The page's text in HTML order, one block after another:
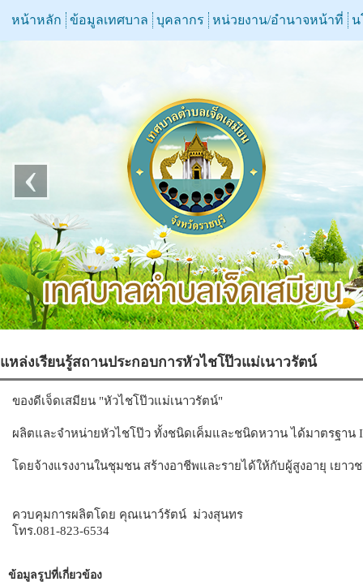
หน้าหลัก ข้อมูลเทศบาล บุคลากร หน่วยงาน/อำนาจหน้าที่ น
‹
แหล่งเรียนรู้สถานประกอบการหัวไชโป๊วแม่เนาวรัตน์
ของดีเจ็ดเสมียน "หัวไชโป๊วแม่เนาวรัตน์"
ผลิตและจำหน่ายหัวไชโป๊ว ทั้งชนิดเค็มและชนิดหวาน ได้มาตรฐาน
โดยจ้างแรงงานในชุมชน สร้างอาชีพและรายได้ให้กับผู้สูงอายุ เยาว
ควบคุมการผลิตโดย คุณเนาว์รัตน์ ม่วงสุนทร
โทร.081-823-6534
ข้อมูลรูปที่เกี่ยวข้อง